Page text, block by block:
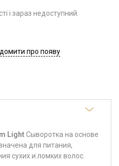
і зараз недоступний.
про появу
LightСыворотка на основе
для питания,
сухих и ломких волос.